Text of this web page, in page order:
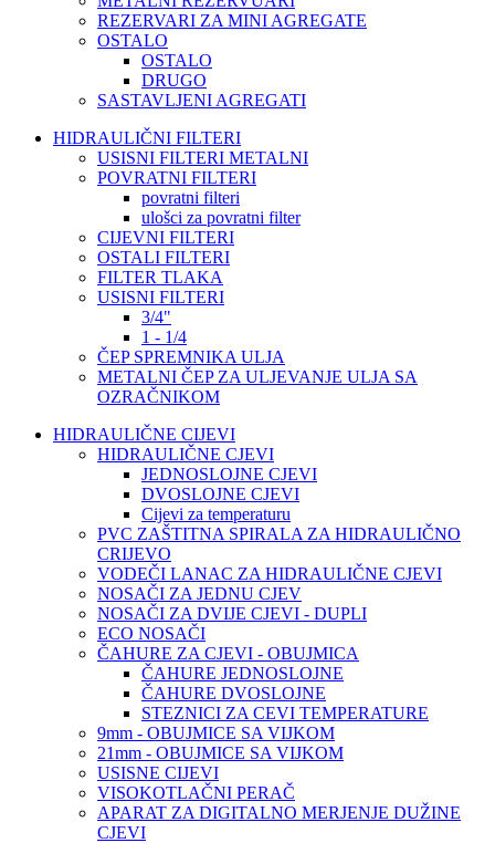
REZERVARI ZA MINI AGREGATE
OSTALO
OSTALO
DRUGO
SASTAVLJENI AGREGATI
HIDRAULIČNI FILTERI
USISNI FILTERI METALNI
POVRATNI FILTERI
povratni filteri
ulošci za povratni filter
CIJEVNI FILTERI
OSTALI FILTERI
FILTER TLAKA
USISNI FILTERI
3/4"
1 - 1/4
ČEP SPREMNIKA ULJA
METALNI ČEP ZA ULJEVANJE ULJA SA
OZRAČNIKOM
HIDRAULIČNE CIJEVI
HIDRAULIČNE CJEVI
JEDNOSLOJNE CJEVI
DVOSLOJNE CJEVI
Cijevi za temperaturu
PVC ZAŠTITNA SPIRALA ZA HIDRAULIČNO
CRIJEVO
VODEČI LANAC ZA HIDRAULIČNE CJEVI
NOSAČI ZA JEDNU CJEV
NOSAČI ZA DVIJE CJEVI - DUPLI
ECO NOSAČI
ČAHURE ZA CJEVI - OBUJMICA
ČAHURE JEDNOSLOJNE
ČAHURE DVOSLOJNE
STEZNICI ZA CEVI TEMPERATURE
9mm - OBUJMICE SA VIJKOM
21mm - OBUJMICE SA VIJKOM
USISNE CIJEVI
VISOKOTLAČNI PERAČ
APARAT ZA DIGITALNO MERJENJE DUŽINE
CJEVI